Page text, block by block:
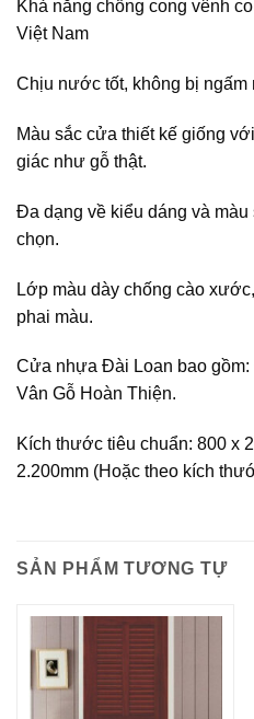
Khả năng chống cong vênh
Việt Nam
Chịu nước tốt, không bị
Màu sắc cửa thiết kế giống
giác như gỗ thật.
Đa dạng về kiểu dáng và
chọn.
Lớp màu dày chống cào
phai màu.
Cửa nhựa Đài Loan bao gồm:
Vân Gỗ Hoàn Thiện.
Kích thước tiêu chuẩn: 800 x
2.200mm (Hoặc theo kích
SẢN PHẨM TƯƠNG TỰ